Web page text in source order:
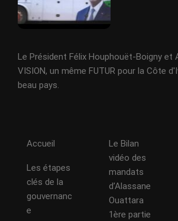
Le Président Félix Houphouët-Boigny et
VISION, un même FUTUR pour la Côte
beau pays.
Accueil
Les étapes
clés de la
gouvernanc
e
Le Bilan
vidéo des
mandats
d’Alassane
Ouattara
1ère partie